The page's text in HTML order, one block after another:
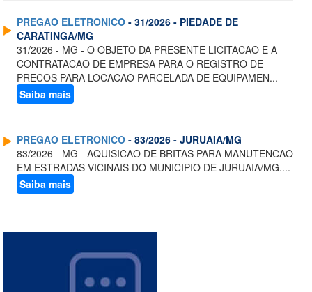
PREGAO ELETRONICO - 31/2026 - PIEDADE DE
CARATINGA/MG
31/2026 - MG - O OBJETO DA PRESENTE LICITACAO E A
CONTRATACAO DE EMPRESA PARA O REGISTRO DE
PRECOS PARA LOCACAO PARCELADA DE EQUIPAMEN...
Saiba mais
PREGAO ELETRONICO - 83/2026 - JURUAIA/MG
83/2026 - MG - AQUISICAO DE BRITAS PARA MANUTENCAO
EM ESTRADAS VICINAIS DO MUNICIPIO DE JURUAIA/MG....
Saiba mais